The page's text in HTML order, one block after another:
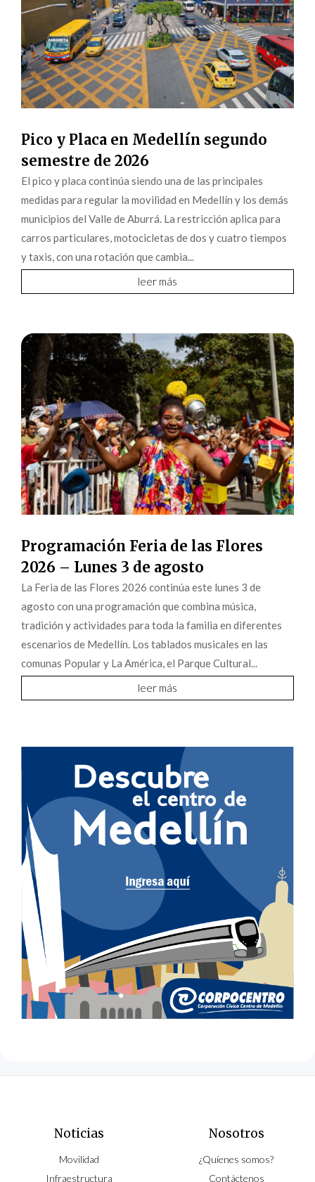
Pico y Placa en Medellín segundo
semestre de 2026
El pico y placa continúa siendo una de las principales
medidas para regular la movilidad en Medellín y los demás
municipios del Valle de Aburrá. La restricción aplica para
carros particulares, motocicletas de dos y cuatro tiempos
y taxis, con una rotación que cambia...
leer más
Programación Feria de las Flores
2026 – Lunes 3 de agosto
La Feria de las Flores 2026 continúa este lunes 3 de
agosto con una programación que combina música,
tradición y actividades para toda la familia en diferentes
escenarios de Medellín. Los tablados musicales en las
comunas Popular y La América, el Parque Cultural...
leer más
Noticias
Movilidad
Infraestructura
Nosotros
¿Quíenes somos?
Contáctenos